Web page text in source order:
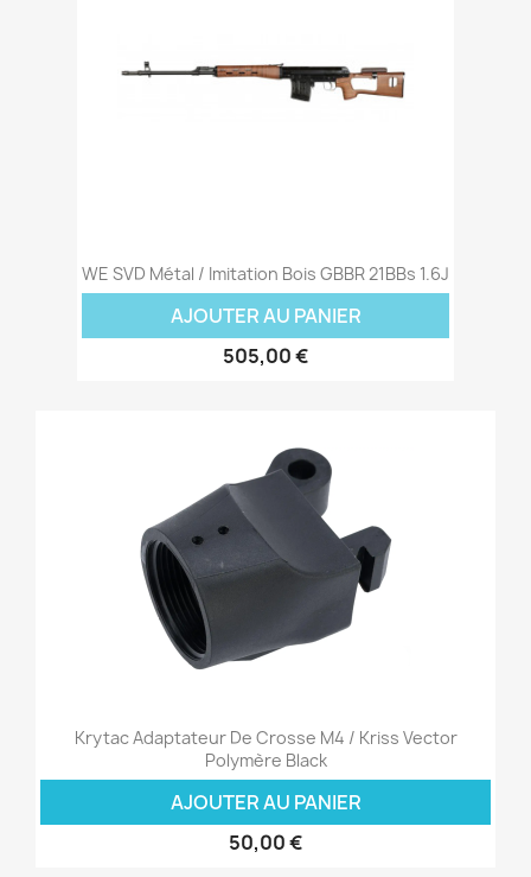
WE SVD Métal / Imitation Bois GBBR 21BBs 1.6J
AJOUTER AU PANIER
505,00 €
Krytac Adaptateur De Crosse M4 / Kriss Vector
Polymère Black
AJOUTER AU PANIER
50,00 €